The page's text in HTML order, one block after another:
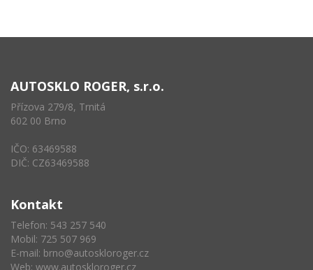
AUTOSKLO ROGER, s.r.o.
Přízova 279/8, Trnitá
602 00 Brno
IČO: 63469588
DIČ: CZ63469588
Kontakt
Telefon: 543 257 540
Mobil: 725 507 969
E-mail: brno@autoskloroger.cz
Web: www.autoskloroger.cz